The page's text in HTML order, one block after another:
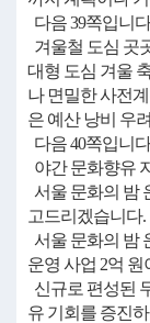
다음 39쪽입니
겨울철 도심 곳
대형 도심 겨울
나 면밀한 사전
은 예산 낭비 우
다음 40쪽입니
야간 문화향유
서울 문화의 밤
고드리겠습니다.
서울 문화의 밤
운영 사업 2억
신규로 편성된
유 기회를 증진